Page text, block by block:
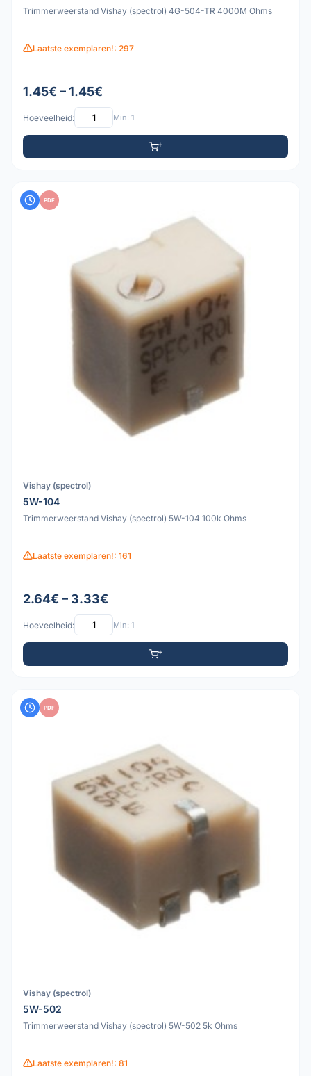
Trimmerweerstand Vishay (spectrol) 4G-504-TR 4000M Ohms
Laatste exemplaren!: 297
1.45€ – 1.45€
Hoeveelheid: Min: 1
PDF
Vishay (spectrol)
5W-104
Trimmerweerstand Vishay (spectrol) 5W-104 100k Ohms
Laatste exemplaren!: 161
2.64€ – 3.33€
Hoeveelheid: Min: 1
PDF
Vishay (spectrol)
5W-502
Trimmerweerstand Vishay (spectrol) 5W-502 5k Ohms
Laatste exemplaren!: 81